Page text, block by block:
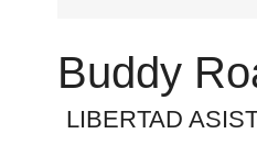
Buddy
LIBERTAD